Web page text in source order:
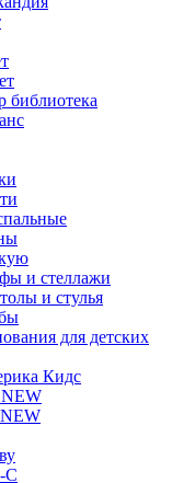
библиотека
и стеллажи
и стулья
для детских
Кидс
NEW
С